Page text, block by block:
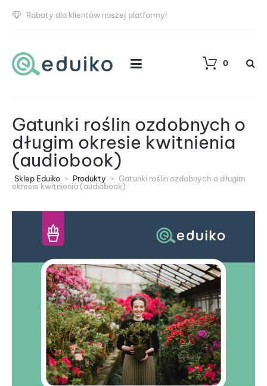
Rabaty dla klientów naszej platformy!
0
Gatunki roślin ozdobnych o
długim okresie kwitnienia
(audiobook)
Sklep Eduiko > Produkty > Gatunki roślin ozdobnych o długim
okresie kwitnienia (audiobook)